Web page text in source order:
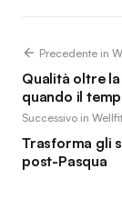
Precedente in
Qualità oltre
quando il
Successivo in Wellfit
Trasforma gli
post-Pasqua